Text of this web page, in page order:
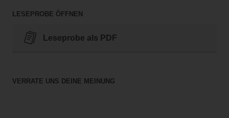
LESEPROBE ÖFFNEN
Leseprobe als PDF
VERRATE UNS DEINE MEINUNG